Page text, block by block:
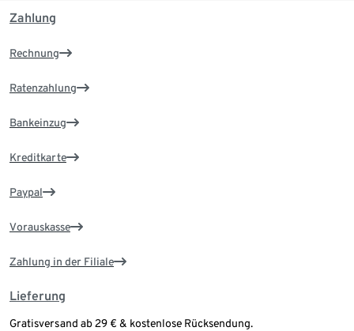
Zahlung
Rechnung
Ratenzahlung
Bankeinzug
Kreditkarte
Paypal
Vorauskasse
Zahlung in der Filiale
Lieferung
Gratisversand ab 29 € & kostenlose Rücksendung.